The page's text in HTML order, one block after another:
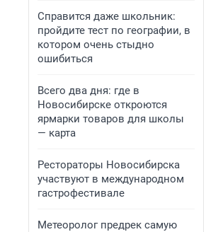
Справится даже школьник:
пройдите тест по географии, в
котором очень стыдно
ошибиться
Всего два дня: где в
Новосибирске откроются
ярмарки товаров для школы
— карта
Рестораторы Новосибирска
участвуют в международном
гастрофестивале
Метеоролог предрек самую